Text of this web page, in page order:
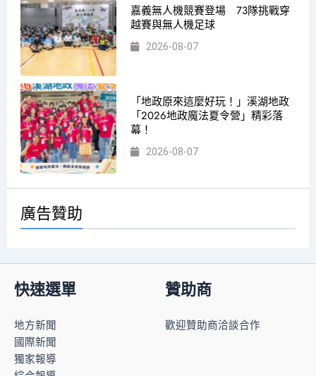
嘉義無人機競賽登場 73隊挑戰穿
越賽與無人機足球
2026-08-07
「地政原來這麼好玩！」溪湖地政
「2026地政魔法夏令營」精彩落
幕！
2026-08-07
廣告贊助
快速選單
地方新聞
國際新聞
獨家報導
贊助商
歡迎贊助商洽談合作